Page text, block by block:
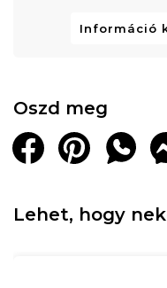
Információ
Oszd meg
Lehet, hogy